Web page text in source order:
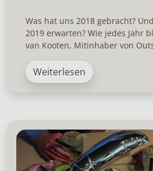
Was hat uns 2018 gebracht?
2019 erwarten? Wie jedes Jahr
van Kooten, Mitinhaber von
Weiterlesen